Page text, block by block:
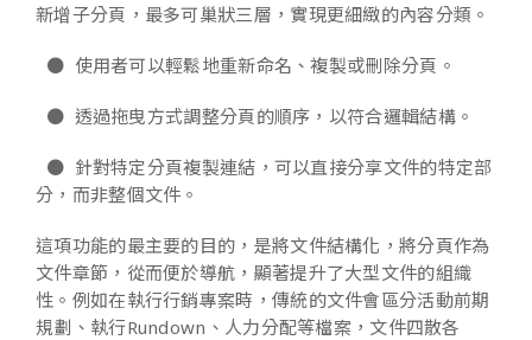
新增子分頁，最多可巢狀三層，實現更細緻的內容分類。
● 使用者可以輕鬆地重新命名、複製或刪除分頁。
● 透過拖曳方式調整分頁的順序，以符合邏輯結構。
● 針對特定分頁複製連結，可以直接分享文件的特定部
分，而非整個文件。
這項功能的最主要的目的，是將文件結構化，將分頁作為
文件章節，從而便於導航，顯著提升了大型文件的組織
性。例如在執行行銷專案時，傳統的文件會區分活動前期
規劃、執行Rundown、人力分配等檔案，文件四散各